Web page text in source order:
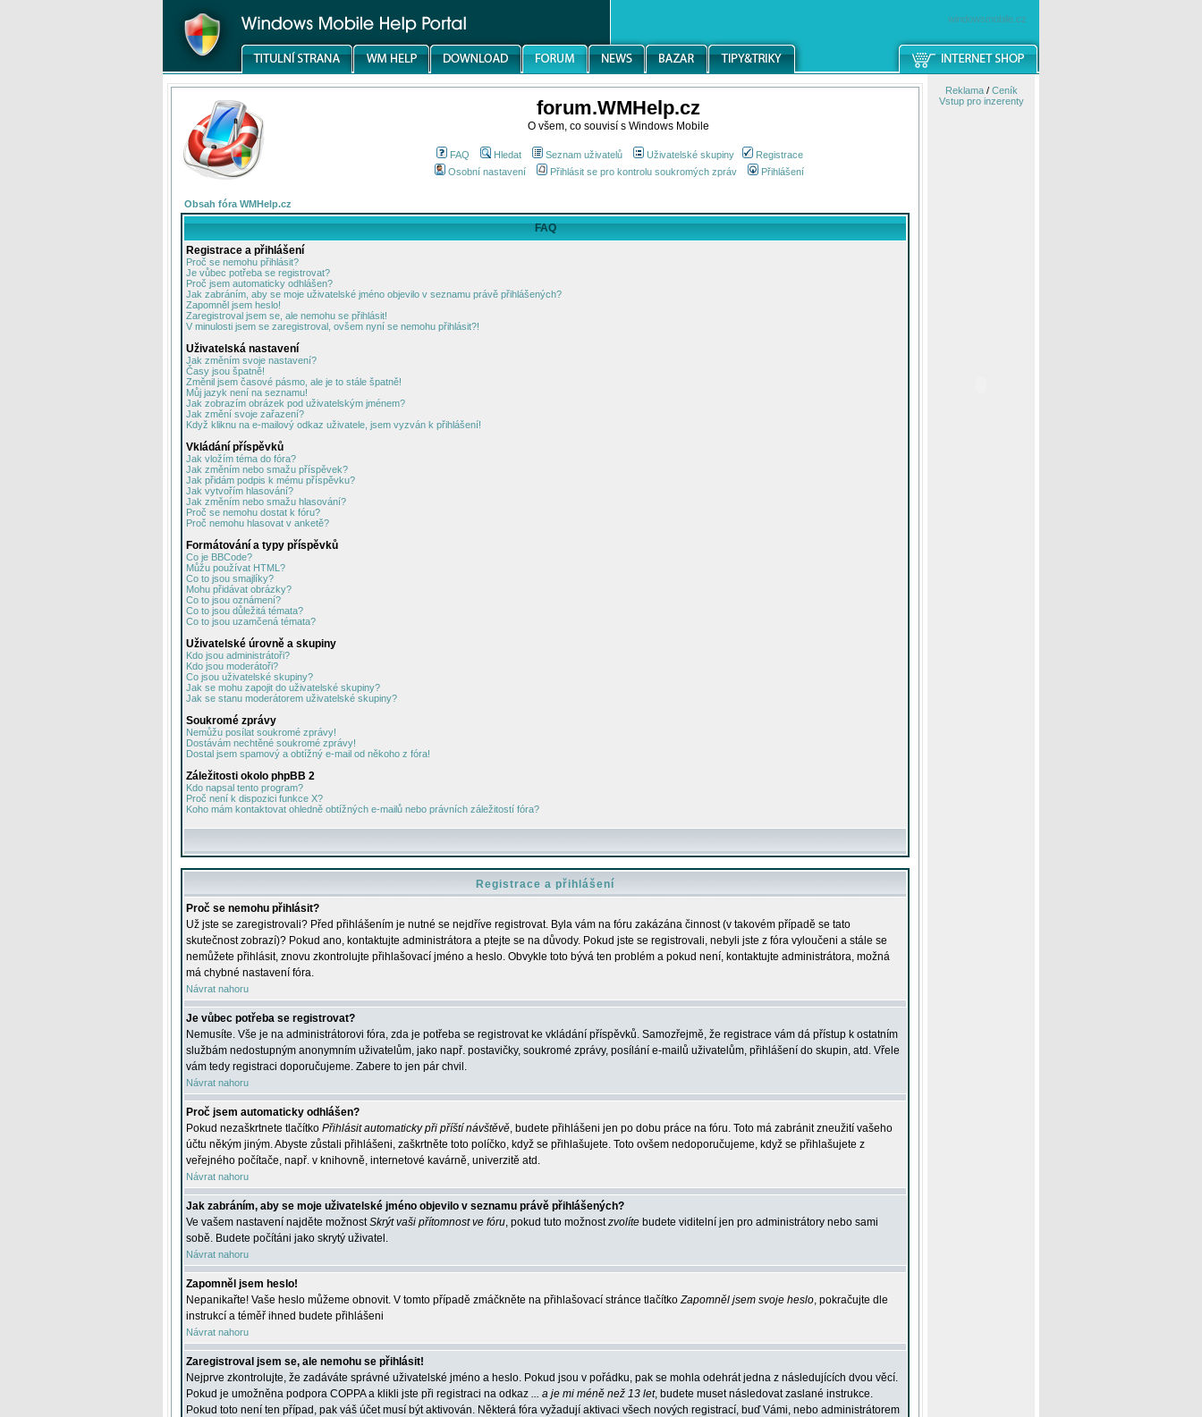
windowsmobile.cz
forum.WMHelp.cz
O všem, co souvisí s Windows Mobile
FAQ Hledat Seznam uživatelů Uživatelské skupiny
Registrace
Osobní nastavení
Přihlásit se pro kontrolu soukromých zpráv Přihlášení
Obsah fóra WMHelp.cz
FAQ
Registrace a přihlášení
Proč se nemohu přihlásit?
Je vůbec potřeba se registrovat?
Proč jsem automaticky odhlášen?
Jak zabráním, aby se moje uživatelské jméno objevilo v seznamu právě přihlášených?
Zapomněl jsem heslo!
Zaregistroval jsem se, ale nemohu se přihlásit!
V minulosti jsem se zaregistroval, ovšem nyní se nemohu přihlásit?!
Uživatelská nastavení
Jak změním svoje nastavení?
Časy jsou špatně!
Změnil jsem časové pásmo, ale je to stále špatně!
Můj jazyk není na seznamu!
Jak zobrazím obrázek pod uživatelským jménem?
Jak změní svoje zařazení?
Když kliknu na e-mailový odkaz uživatele, jsem vyzván k přihlášení!
Vkládání příspěvků
Jak vložím téma do fóra?
Jak změním nebo smažu příspěvek?
Jak přidám podpis k mému příspěvku?
Jak vytvořím hlasování?
Jak změním nebo smažu hlasování?
Proč se nemohu dostat k fóru?
Proč nemohu hlasovat v anketě?
Formátování a typy příspěvků
Co je BBCode?
Můžu používat HTML?
Co to jsou smajlíky?
Mohu přidávat obrázky?
Co to jsou oznámení?
Co to jsou důležitá témata?
Co to jsou uzamčená témata?
Uživatelské úrovně a skupiny
Kdo jsou administrátoři?
Kdo jsou moderátoři?
Co jsou uživatelské skupiny?
Jak se mohu zapojit do uživatelské skupiny?
Jak se stanu moderátorem uživatelské skupiny?
Soukromé zprávy
Nemůžu posílat soukromé zprávy!
Dostávám nechtěné soukromé zprávy!
Dostal jsem spamový a obtížný e-mail od někoho z fóra!
Záležitosti okolo phpBB 2
Kdo napsal tento program?
Proč není k dispozici funkce X?
Koho mám kontaktovat ohledně obtížných e-mailů nebo právních záležitostí fóra?
Registrace a přihlášení
Proč se nemohu přihlásit?
Už jste se zaregistrovali? Před přihlášením je nutné se nejdříve registrovat. Byla vám na fóru zakázána činnost (v takovém případě se tato
skutečnost zobrazí)? Pokud ano, kontaktujte administrátora a ptejte se na důvody. Pokud jste se registrovali, nebyli jste z fóra vyloučeni a stále se
nemůžete přihlásit, znovu zkontrolujte přihlašovací jméno a heslo. Obvykle toto bývá ten problém a pokud není, kontaktujte administrátora, možná
má chybné nastavení fóra.
Návrat nahoru
Je vůbec potřeba se registrovat?
Nemusíte. Vše je na administrátorovi fóra, zda je potřeba se registrovat ke vkládání příspěvků. Samozřejmě, že registrace vám dá přístup k ostatním
službám nedostupným anonymním uživatelům, jako např. postavičky, soukromé zprávy, posílání e-mailů uživatelům, přihlášení do skupin, atd. Vřele
vám tedy registraci doporučujeme. Zabere to jen pár chvil.
Návrat nahoru
Proč jsem automaticky odhlášen?
Pokud nezaškrtnete tlačítko Přihlásit automaticky při příští návštěvě, budete přihlášeni jen po dobu práce na fóru. Toto má zabránit zneužití vašeho
účtu někým jiným. Abyste zůstali přihlášeni, zaškrtněte toto políčko, když se přihlašujete. Toto ovšem nedoporučujeme, když se přihlašujete z
veřejného počítače, např. v knihovně, internetové kavárně, univerzitě atd.
Návrat nahoru
Jak zabráním, aby se moje uživatelské jméno objevilo v seznamu právě přihlášených?
Ve vašem nastavení najděte možnostSkrýt vaši přítomnost ve fóru, pokud tuto možnostzvolíte budete viditelní jen pro administrátory nebo sami
sobě. Budete počítáni jako skrytý uživatel.
Návrat nahoru
Zapomněl jsem heslo!
Nepanikařte! Vaše heslo můžeme obnovit. V tomto případě zmáčkněte na přihlašovací stránce tlačítkoZapomněl jsem svoje heslo, pokračujte dle
instrukcí a téměř ihned budete přihlášeni
Návrat nahoru
Zaregistroval jsem se, ale nemohu se přihlásit!
Nejprve zkontrolujte, že zadáváte správné uživatelské jméno a heslo. Pokud jsou v pořádku, pak se mohla odehrát jedna z následujících dvou věcí.
Pokud je umožněna podpora COPPA a klikli jste při registraci na odkaz ... a je mi méně než 13 let, budete muset následovat zaslané instrukce.
Pokud toto není ten případ, pak váš účet musí být aktivován. Některá fóra vyžadují aktivaci všech nových registrací, buď Vámi, nebo administrátorem
Reklama/ Ceník
Vstup pro inzerenty